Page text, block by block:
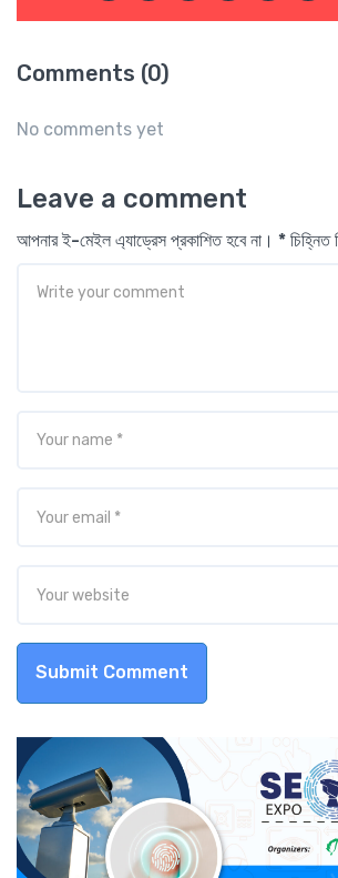
Comments (0)
No comments yet
Leave a comment
আপনার ই-মেইল এ্যাড্রেস প্রকাশিত হবে না। *
Submit Comment